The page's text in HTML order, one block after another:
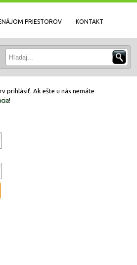
PRIESTOROV KONTAKT
prihlásiť. Ak ešte u nás nemáte
!